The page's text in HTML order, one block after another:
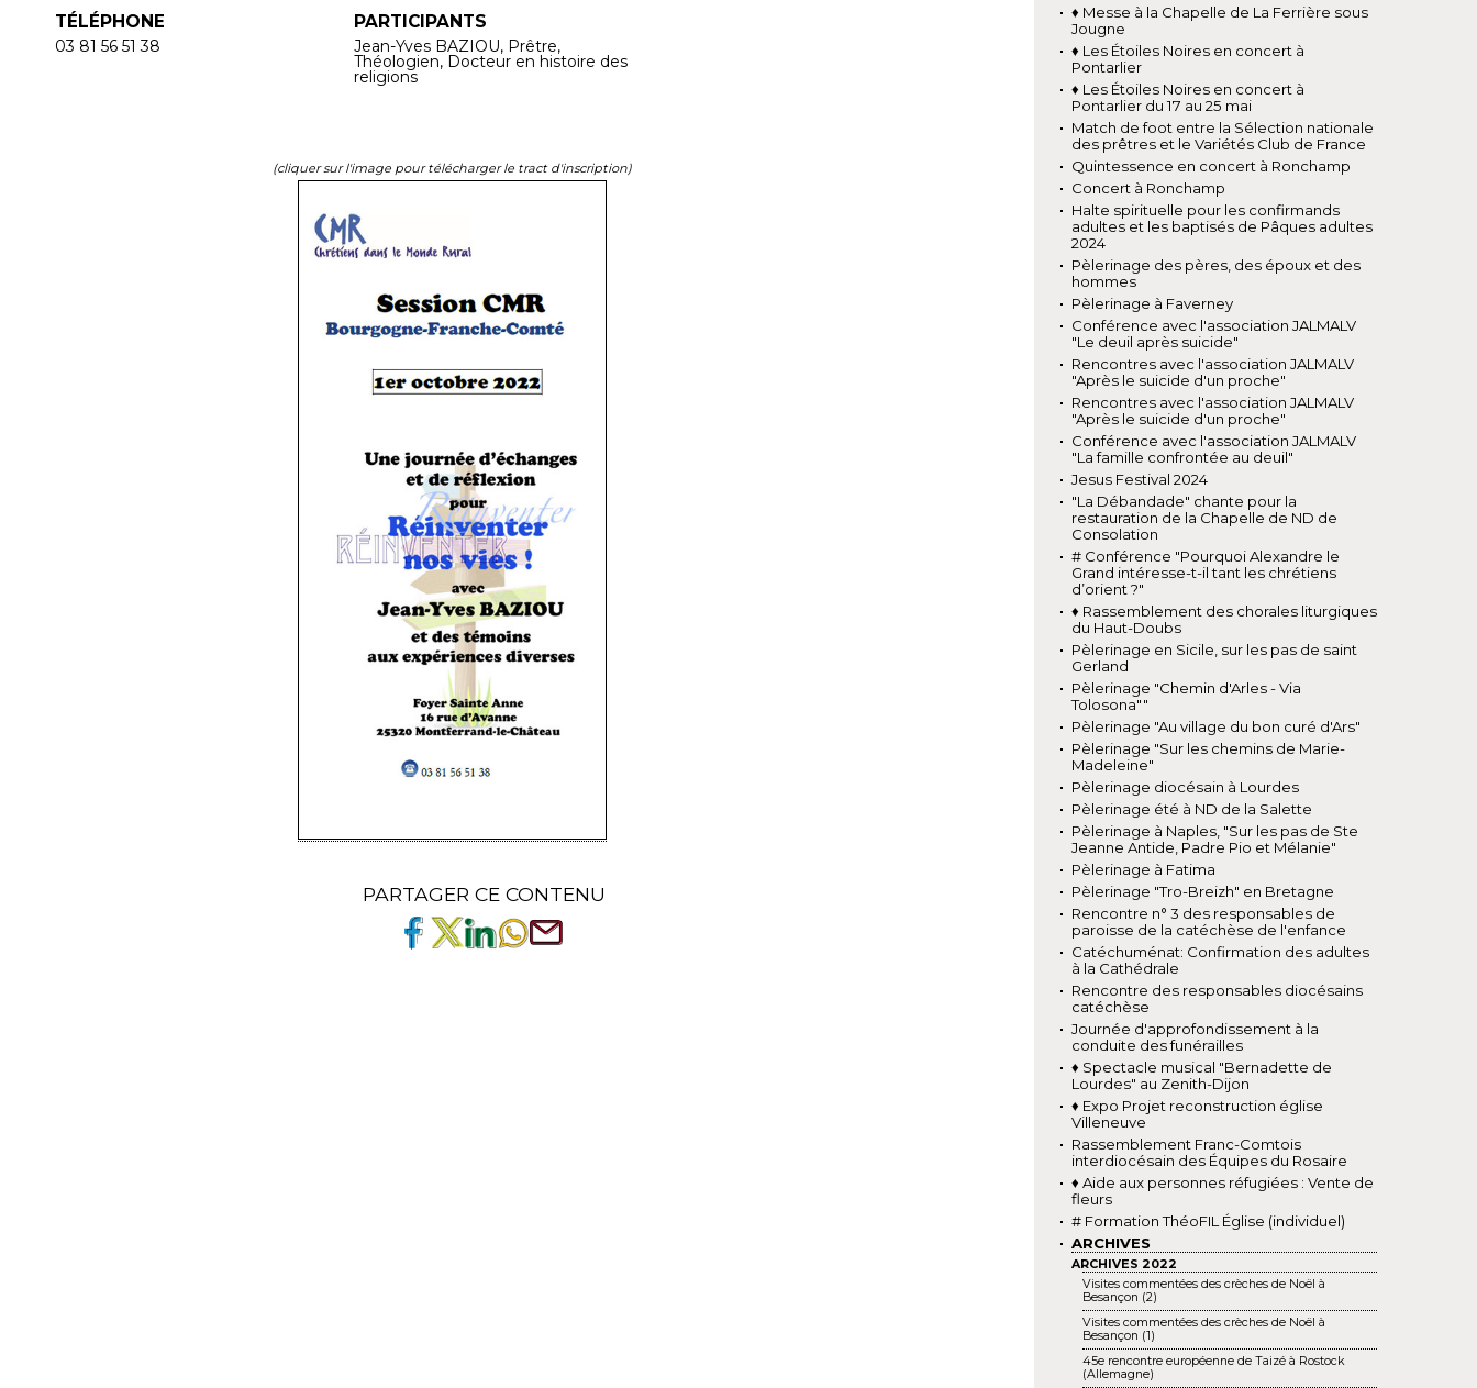
TÉLÉPHONE
03 81 56 51 38
PARTICIPANTS
Jean-Yves BAZIOU, Prêtre,
Théologien, Docteur en histoire des
religions
(cliquer sur l'image pour télécharger le tract d'inscription)
PARTAGER CE CONTENU
♦ Messe à la Chapelle de La Ferrière sous
Jougne
♦ Les Étoiles Noires en concert à
Pontarlier
♦ Les Étoiles Noires en concert à
Pontarlier du 17 au 25 mai
Match de foot entre la Sélection nationale
des prêtres et le Variétés Club de France
Quintessence en concert à Ronchamp
Concert à Ronchamp
Halte spirituelle pour les confirmands
adultes et les baptisés de Pâques adultes
2024
Pèlerinage des pères, des époux et des
hommes
Pèlerinage à Faverney
Conférence avec l'association JALMALV
"Le deuil après suicide"
Rencontres avec l'association JALMALV
"Après le suicide d'un proche"
Rencontres avec l'association JALMALV
"Après le suicide d'un proche"
Conférence avec l'association JALMALV
"La famille confrontée au deuil"
Jesus Festival 2024
"La Débandade" chante pour la
restauration de la Chapelle de ND de
Consolation
# Conférence "Pourquoi Alexandre le
Grand intéresse-t-il tant les chrétiens
d’orient ?"
♦ Rassemblement des chorales liturgiques
du Haut-Doubs
Pèlerinage en Sicile, sur les pas de saint
Gerland
Pèlerinage "Chemin d'Arles - Via
Tolosona""
Pèlerinage "Au village du bon curé d'Ars"
Pèlerinage "Sur les chemins de Marie-
Madeleine"
Pèlerinage diocésain à Lourdes
Pèlerinage été à ND de la Salette
Pèlerinage à Naples, "Sur les pas de Ste
Jeanne Antide, Padre Pio et Mélanie"
Pèlerinage à Fatima
Pèlerinage "Tro-Breizh" en Bretagne
Rencontre n° 3 des responsables de
paroisse de la catéchèse de l'enfance
Catéchuménat: Confirmation des adultes
à la Cathédrale
Rencontre des responsables diocésains
catéchèse
Journée d'approfondissement à la
conduite des funérailles
♦ Spectacle musical "Bernadette de
Lourdes" au Zenith-Dijon
♦ Expo Projet reconstruction église
Villeneuve
Rassemblement Franc-Comtois
interdiocésain des Équipes du Rosaire
♦ Aide aux personnes réfugiées : Vente de
fleurs
# Formation ThéoFIL Église (individuel)
ARCHIVES
ARCHIVES 2022
Visites commentées des crèches de Noël à
Besançon (2)
Visites commentées des crèches de Noël à
Besançon (1)
45e rencontre européenne de Taizé à Rostock
(Allemagne)